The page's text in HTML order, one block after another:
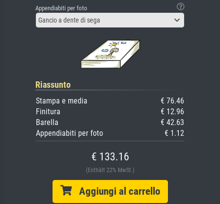
Appendiabiti per foto
Gancio a dente di sega
Riassunto
Stampa e media
€ 76.46
Finitura
€ 12.96
Barella
€ 42.63
Appendiabiti per foto
€ 1.12
€ 133.16
(Enthält 22% MwSt.)
Aggiungi al carrello